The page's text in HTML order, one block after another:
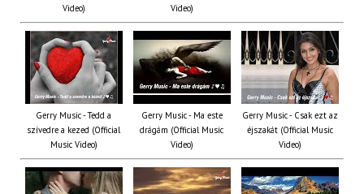
Video)
Video)
Gerry Music - Tedd a
szívedre a kezed (Official
Music Video)
Gerry Music - Ma este
drágám (Official Music
Video)
Gerry Music - Csak ezt az
éjszakát (Official Music
Video)